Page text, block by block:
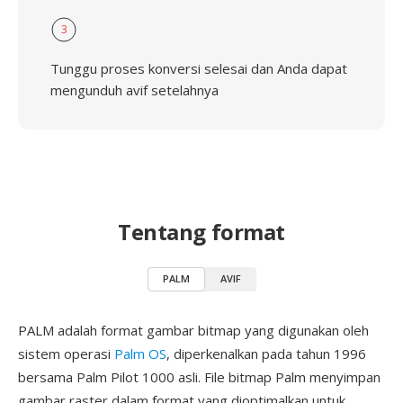
3
Tunggu proses konversi selesai dan Anda dapat
mengunduh avif setelahnya
Tentang format
PALM AVIF
PALM adalah format gambar bitmap yang digunakan oleh
sistem operasi Palm OS, diperkenalkan pada tahun 1996
bersama Palm Pilot 1000 asli. File bitmap Palm menyimpan